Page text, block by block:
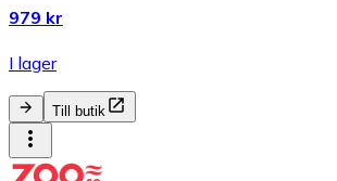
979 kr
I lager
Till butik